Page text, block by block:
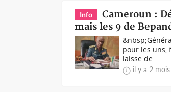
Info
Cameroun :
mais les 9 de
pour les uns,
laisse de...
il y a 2 mois